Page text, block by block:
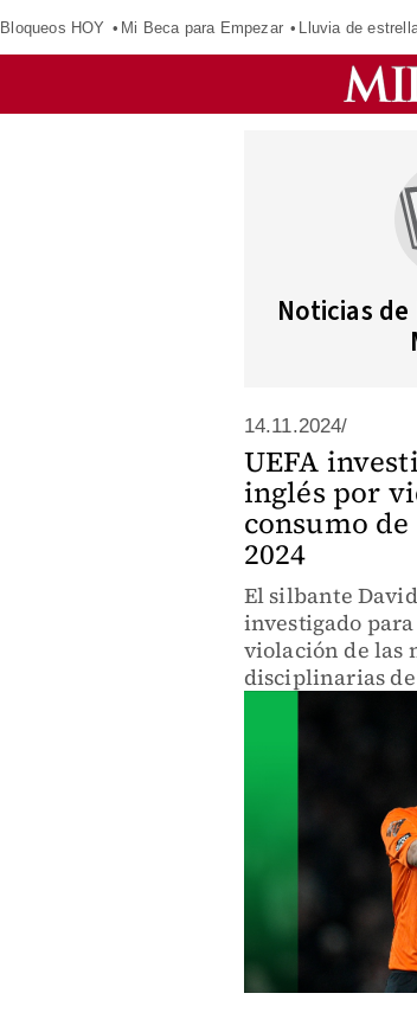
Bloqueos HOY Mi Beca para Empezar Lluvia de
Noticias
14.11.2024/
UEFA
inglés por
consumo
2024
El silbante
investigado
violación de las
disciplinarias de